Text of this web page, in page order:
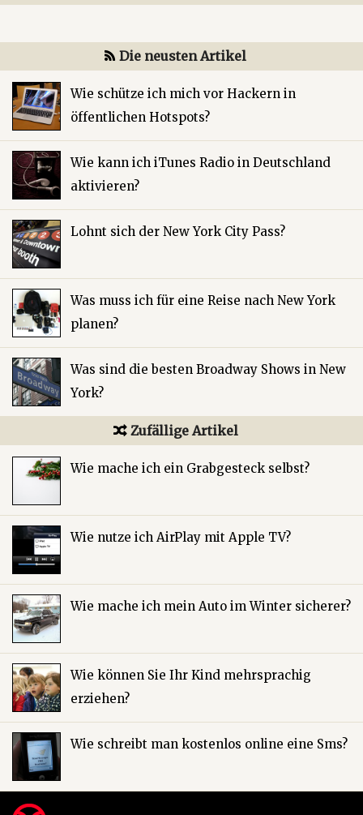
Die neusten Artikel
Wie schütze ich mich vor Hackern in
öffentlichen Hotspots?
Wie kann ich iTunes Radio in Deutschland
aktivieren?
Lohnt sich der New York City Pass?
Was muss ich für eine Reise nach New York
planen?
Was sind die besten Broadway Shows in New
York?
Zufällige Artikel
Wie mache ich ein Grabgesteck selbst?
Wie nutze ich AirPlay mit Apple TV?
Wie mache ich mein Auto im Winter sicherer?
Wie können Sie Ihr Kind mehrsprachig
erziehen?
Wie schreibt man kostenlos online eine Sms?